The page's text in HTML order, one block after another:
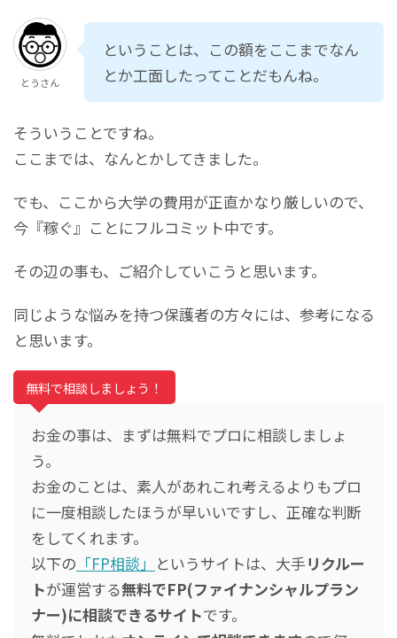
とうさん
ということは、この額をここまでなん
とか工面したってことだもんね。
そういうことですね。
ここまでは、なんとかしてきました。
でも、ここから大学の費用が正直かなり厳しいので、
今『稼ぐ』ことにフルコミット中です。
その辺の事も、ご紹介していこうと思います。
同じような悩みを持つ保護者の方々には、参考になる
と思います。
無料で相談しましょう！
お金の事は、まずは無料でプロに相談しましょ
う。
お金のことは、素人があれこれ考えるよりもプロ
に一度相談したほうが早いいですし、正確な判断
をしてくれます。
以下の 「FP相談」 というサイトは、大手リクルー
トが運営する無料でFP(ファイナンシャルプラン
ナー)に相談できるサイトです。